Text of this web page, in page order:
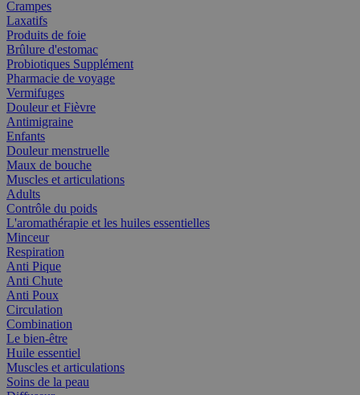
Crampes
Laxatifs
Produits de foie
Brûlure d'estomac
Probiotiques Supplément
Pharmacie de voyage
Vermifuges
Douleur et Fièvre
Antimigraine
Enfants
Douleur menstruelle
Maux de bouche
Muscles et articulations
Adults
Contrôle du poids
L'aromathérapie et les huiles essentielles
Minceur
Respiration
Anti Pique
Anti Chute
Anti Poux
Circulation
Combination
Le bien-être
Huile essentiel
Muscles et articulations
Soins de la peau